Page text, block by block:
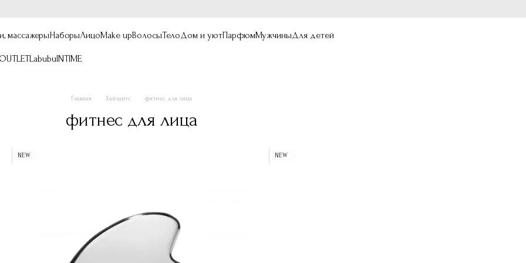
массажерыНаборыЛицоMake upВолосыТелоДом и уютПарфюмМужчиныДля детей
OUTLETLabubuINTIME
Главная Хайлайтс фитнес для лица
фитнес для лица
NEW NEW